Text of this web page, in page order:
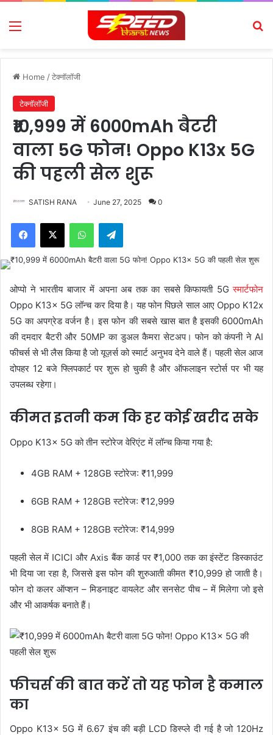
Menu
Home /टेक्नॉलॉजी
टेक्नॉलॉजी
₹10,999 में 6000mAh बैटरी
वाला 5G फोन! Oppo K13x 5G
की पहली सेल शुरू
SATISH RANA June 27, 2025 0
Facebook
X WhatsAppTelegram
ओप्पो ने भारतीय बाजार में अपना अब तक का सबसे किफायती 5Gस्मार्टफोन
Oppo K13x 5G लॉन्च कर दिया है। यह फोन पिछले साल आए Oppo K12x
5G का अपग्रेड वर्जन है। इस फोन की सबसे खास बात है इसकी 6000mAh
की दमदार बैटरी और 50MP का डुअल कैमरा सेटअप। फोन को कंपनी ने AI
फीचर्स से भी लैस किया है जो यूज़र्स को स्मार्ट अनुभव देने वाले हैं। पहली सेल आज
दोपहर 12 बजे फ्लिपकार्ट पर शुरू हो चुकी है और ऑफलाइन स्टोर्स पर भी यह
उपलब्ध रहेगा।
कीमत इतनी कम कि हर कोई खरीद सके
Oppo K13x 5G को तीन स्टोरेज वेरिएंट में लॉन्च किया गया है:
4GB RAM + 128GB स्टोरेज: ₹11,999
6GB RAM + 128GB स्टोरेज: ₹12,999
8GB RAM + 128GB स्टोरेज: ₹14,999
पहली सेल में ICICI और Axis बैंक कार्ड पर ₹1,000 तक का इंस्टेंट डिस्काउंट
भी दिया जा रहा है, जिससे इस फोन की शुरुआती कीमत ₹10,999 हो जाती है।
फोन दो कलर ऑप्शन – मिडनाइट वायलेट और सनसेट पीच – में मिलेगा जो इसे
और भी आकर्षक बनाते हैं।
फीचर्स की बात करें तो यह फोन है कमाल
का
Oppo K13x 5G में 6.67 इंच की बड़ी LCD डिस्प्ले दी गई है जो 120Hz